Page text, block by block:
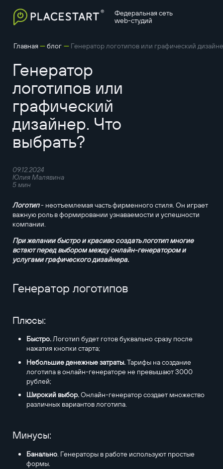
Федеральная сеть
web-студий
Главная—блог — Генератор логотипов или графический
Генератор
логотипов или
графический
дизайнер. Что
выбрать?
09.12.2024
Юлия Малявина
5 мин
Логотип- неотъемлемая часть фирменного стиля. Он играет
важную роль в формировании узнаваемости и успешности
компании.
При желании быстро и красиво создать логотип многие
встают перед выбором между онлайн-генератором и
услугами графического дизайнера.
Генератор логотипов
Плюсы:
Быстро.Логотип будет готов буквально сразу после
нажатия кнопки старта;
Небольшие денежные затраты.Тарифы на создание
логотипа в онлайн-генераторе не превышают 3000
рублей;
Широкий выбор.Онлайн-генератор создает множество
различных вариантов логотипа.
Минусы:
Банально. Генераторы в работе используют простые
формы.